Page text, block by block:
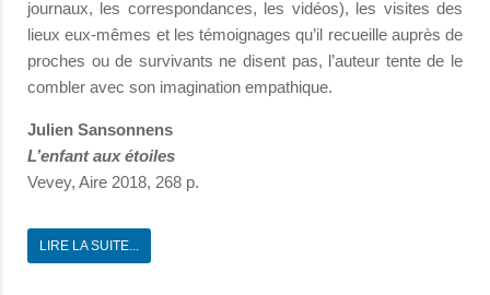
journaux, les correspondances, les vidéos), les visites des
lieux eux-mêmes et les témoignages qu’il recueille auprès de
proches ou de survivants ne disent pas, l’auteur tente de le
combler avec son imagination empathique.
Julien Sansonnens
L’enfant aux étoiles
Vevey, Aire 2018, 268 p.
LIRE LA SUITE...